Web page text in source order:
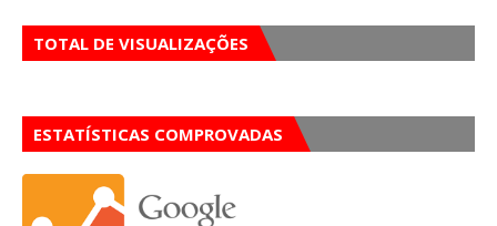
TOTAL DE VISUALIZAÇÕES
ESTATÍSTICAS COMPROVADAS